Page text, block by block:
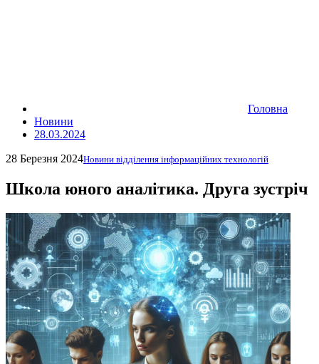
Головна
Новини
28.03.2024
28 Березня 2024Новини відділення інформаційних технологій
Школа юного аналітика. Друга зустріч